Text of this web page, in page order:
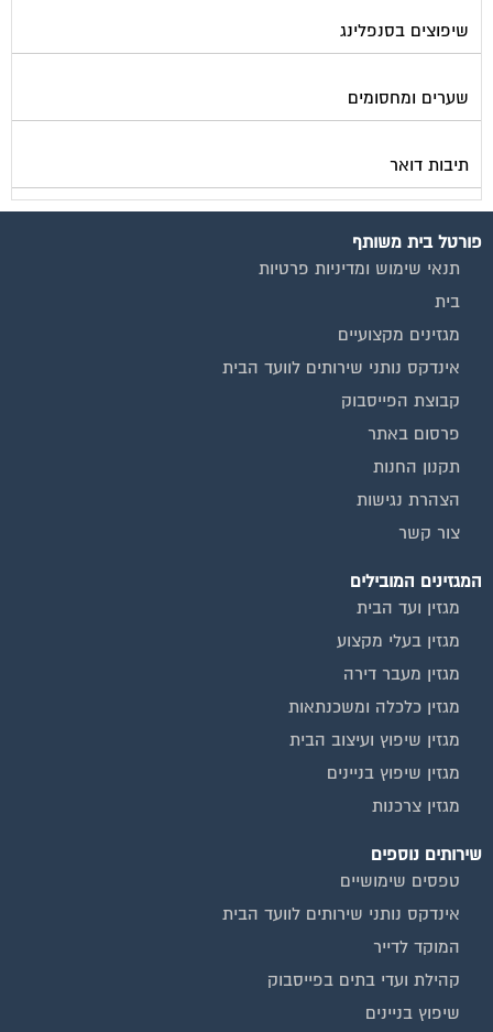
שיפוצים בסנפלינג
שערים ומחסומים
תיבות דואר
פורטל בית משותף
תנאי שימוש ומדיניות פרטיות
בית
מגזינים מקצועיים
אינדקס נותני שירותים לוועד הבית
קבוצת הפייסבוק
פרסום באתר
תקנון החנות
הצהרת נגישות
צור קשר
המגזינים המובילים
מגזין ועד הבית
מגזין בעלי מקצוע
מגזין מעבר דירה
מגזין כלכלה ומשכנתאות
מגזין שיפוץ ועיצוב הבית
מגזין שיפוץ בניינים
מגזין צרכנות
שירותים נוספים
טפסים שימושיים
אינדקס נותני שירותים לוועד הבית
המוקד לדייר
קהילת ועדי בתים בפייסבוק
שיפוץ בניינים